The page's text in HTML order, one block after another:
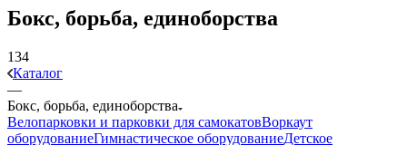
Бокс, борьба, единоборства
134
Каталог
—
Бокс, борьба, единоборства
Велопарковки и парковки для самокатовВоркаут
оборудованиеГимнастическое оборудованиеДетское